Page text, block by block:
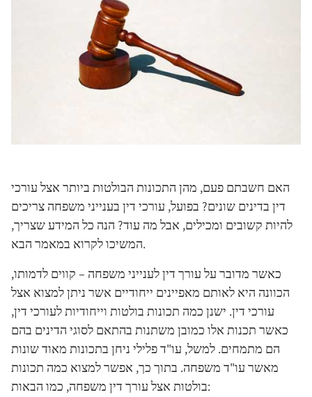
האם חשבתם פעם, מהן התכונות הבולטות ביותר אצל עורכי
דין בדינים שונים? בפועל, עורכי דין בענייני משפחה צריכים
להיות קשובים ומכילים, אבל מה עוד? הנה כל המידע שצריך,
המשיכו לקרוא במאמר הבא.
כאשר מדובר על עורך דין לענייני משפחה – קווים לדמותו,
הכוונה היא לאותם מאפיינים ייחודיים אשר ניתן למצוא אצל
עורכי דין. ישנן כמה תכונות בולטות וייחודיות לעורכי דין,
כאשר תכנות אלו כמובן משתנות בהתאם לסוגי הדינים בהם
הם מתמחים. למשל, עו"ד פלילי ניחן בתכונות מאוד שונות
מאשר עו"ד משפחה. בתוך כך, אפשר למצוא כמה תכונות
בולטות אצל עורך דין משפחה, כמו הבאות: